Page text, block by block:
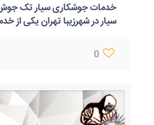
خدمات جوشکاری سیار تک جوش
سیار در شهرزیبا تهران یکی
0